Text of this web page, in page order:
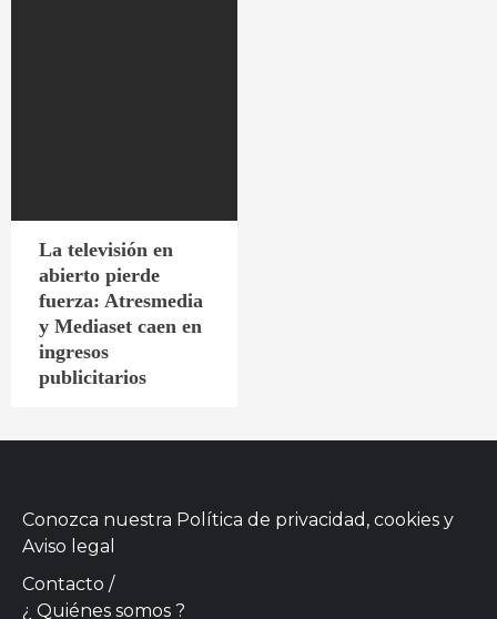
La televisión en
abierto pierde
fuerza: Atresmedia
y Mediaset caen en
ingresos
publicitarios
Conozca nuestra Política de privacidad, cookies y
Aviso legal
Contacto /
¿ Quiénes somos ?